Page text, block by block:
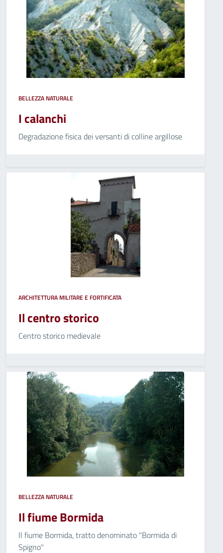
BELLEZZA NATURALE
I calanchi
Degradazione fisica dei versanti di colline argillose
ARCHITETTURA MILITARE E FORTIFICATA
Il centro storico
Centro storico medievale
BELLEZZA NATURALE
Il fiume Bormida
Il fiume Bormida, tratto denominato "Bormida di
Spigno"